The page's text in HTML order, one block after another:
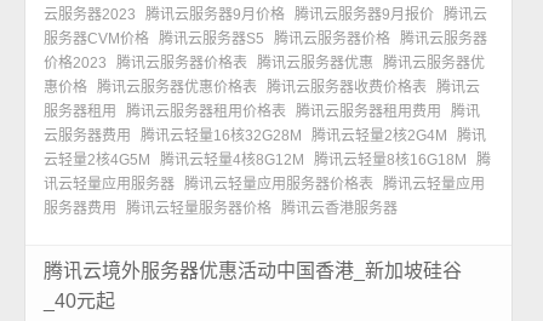
云服务器2023
腾讯云服务器9月价格 腾讯云服务器9月报价 腾讯云
服务器CVM价格 腾讯云服务器S5 腾讯云服务器价格 腾讯云服务器
价格2023
腾讯云服务器价格表 腾讯云服务器优惠
腾讯云服务器优
惠价格 腾讯云服务器优惠价格表 腾讯云服务器收费价格表
腾讯云
服务器租用
腾讯云服务器租用价格表 腾讯云服务器租用费用
腾讯
云服务器费用
腾讯云轻量16核32G28M 腾讯云轻量2核2G4M
腾讯
云轻量2核4G5M
腾讯云轻量4核8G12M 腾讯云轻量8核16G18M
腾
讯云轻量应用服务器 腾讯云轻量应用服务器价格表
腾讯云轻量应用
服务器费用
腾讯云轻量服务器价格 腾讯云香港服务器
腾讯云境外服务器优惠活动中国香港_新加坡硅谷
_40元起